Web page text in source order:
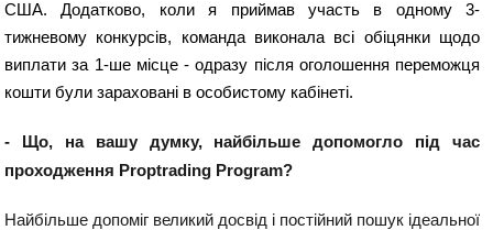
США. Додатково, коли я приймав участь в одному 3-
тижневому конкурсів, команда виконала всі обіцянки щодо
виплати за 1-ше місце - одразу після оголошення переможця
кошти були зараховані в особистому кабінеті.
- Що, на вашу думку, найбільше допомогло під час
проходження Proptrading Program?
Найбільше допоміг великий досвід і постійний пошук ідеальної